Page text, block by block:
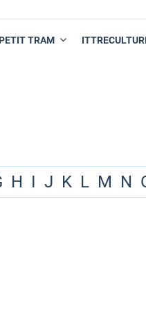
TRAM
H I J K L M N